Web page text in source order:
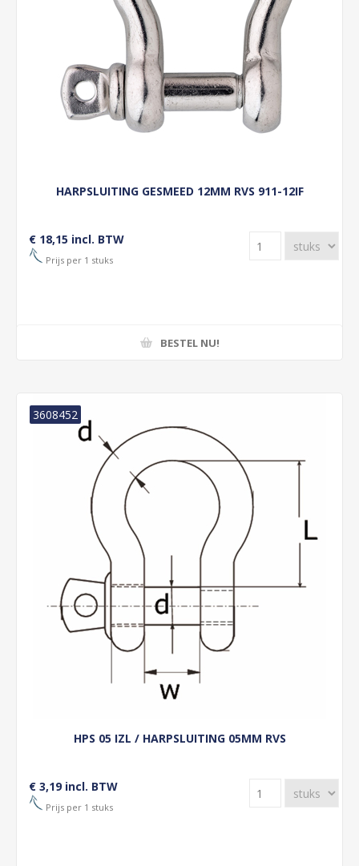
HARPSLUITING GESMEED 12MM RVS 911-12IF
€ 18,15 incl. BTW
Prijs per 1 stuks
BESTEL NU!
HPS 05 IZL / HARPSLUITING 05MM RVS
3608452
€ 3,19 incl. BTW
Prijs per 1 stuks